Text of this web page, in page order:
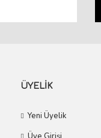
ÜYELİK
Yeni Üyelik